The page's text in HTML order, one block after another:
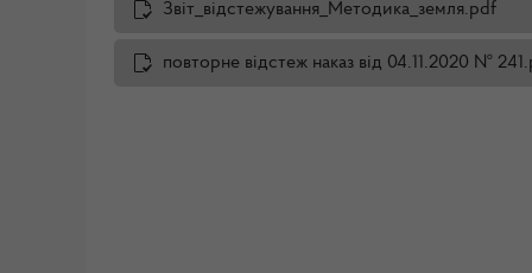
Звіт_відстежування_Методика_земля.pdf
повторне відстеж наказ від 04.11.2020 №